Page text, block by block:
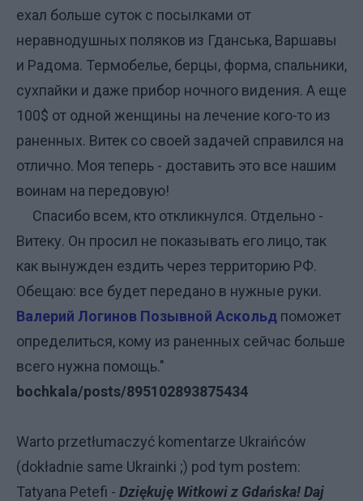
ехал больше суток с посылками от
неравнодушных поляков из Гданська, Варшавы
и Радома. Термобелье, берцы, форма, спальники,
сухпайки и даже прибор ночного видения. А еще
100$ от одной женщины на лечение кого-то из
раненных. Витек со своей задачей справился на
отлично. Моя теперь - доставить это все нашим
воинам на передовую!
Спасибо всем, кто откликнулся. Отдельно -
Витеку. Он просил не показывать его лицо, так
как вынужден ездить через территорию РФ.
Обещаю: все будет передано в нужные руки.
Валерий Логинов Позывной Аскольд поможет
определиться, кому из раненных сейчас больше
всего нужна помощь."
bochkala/posts/895102893875434
Warto przetłumaczyć komentarze Ukraińców
(dokładnie same Ukrainki ;) pod tym postem:
Tatyana Petefi - Dziękuję Witkowi z Gdańska! Daj